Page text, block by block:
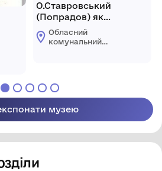
О.Ставровський
(Попрадов) як
дослідник говорів та
етнографії
Обласний
комунальний
музею